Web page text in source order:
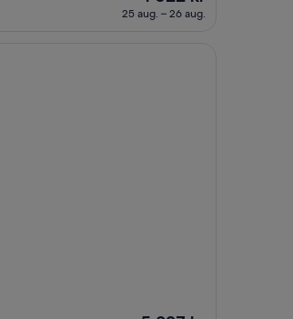
är
1 622 kr
25 aug. – 26 aug.